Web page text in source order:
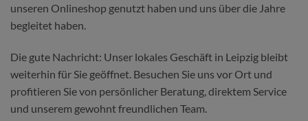
unseren Onlineshop genutzt haben und uns über die Jahre
begleitet haben.
Die gute Nachricht: Unser lokales Geschäft in Leipzig bleibt
weiterhin für Sie geöffnet. Besuchen Sie uns vor Ort und
profitieren Sie von persönlicher Beratung, direktem Service
und unserem gewohnt freundlichen Team.